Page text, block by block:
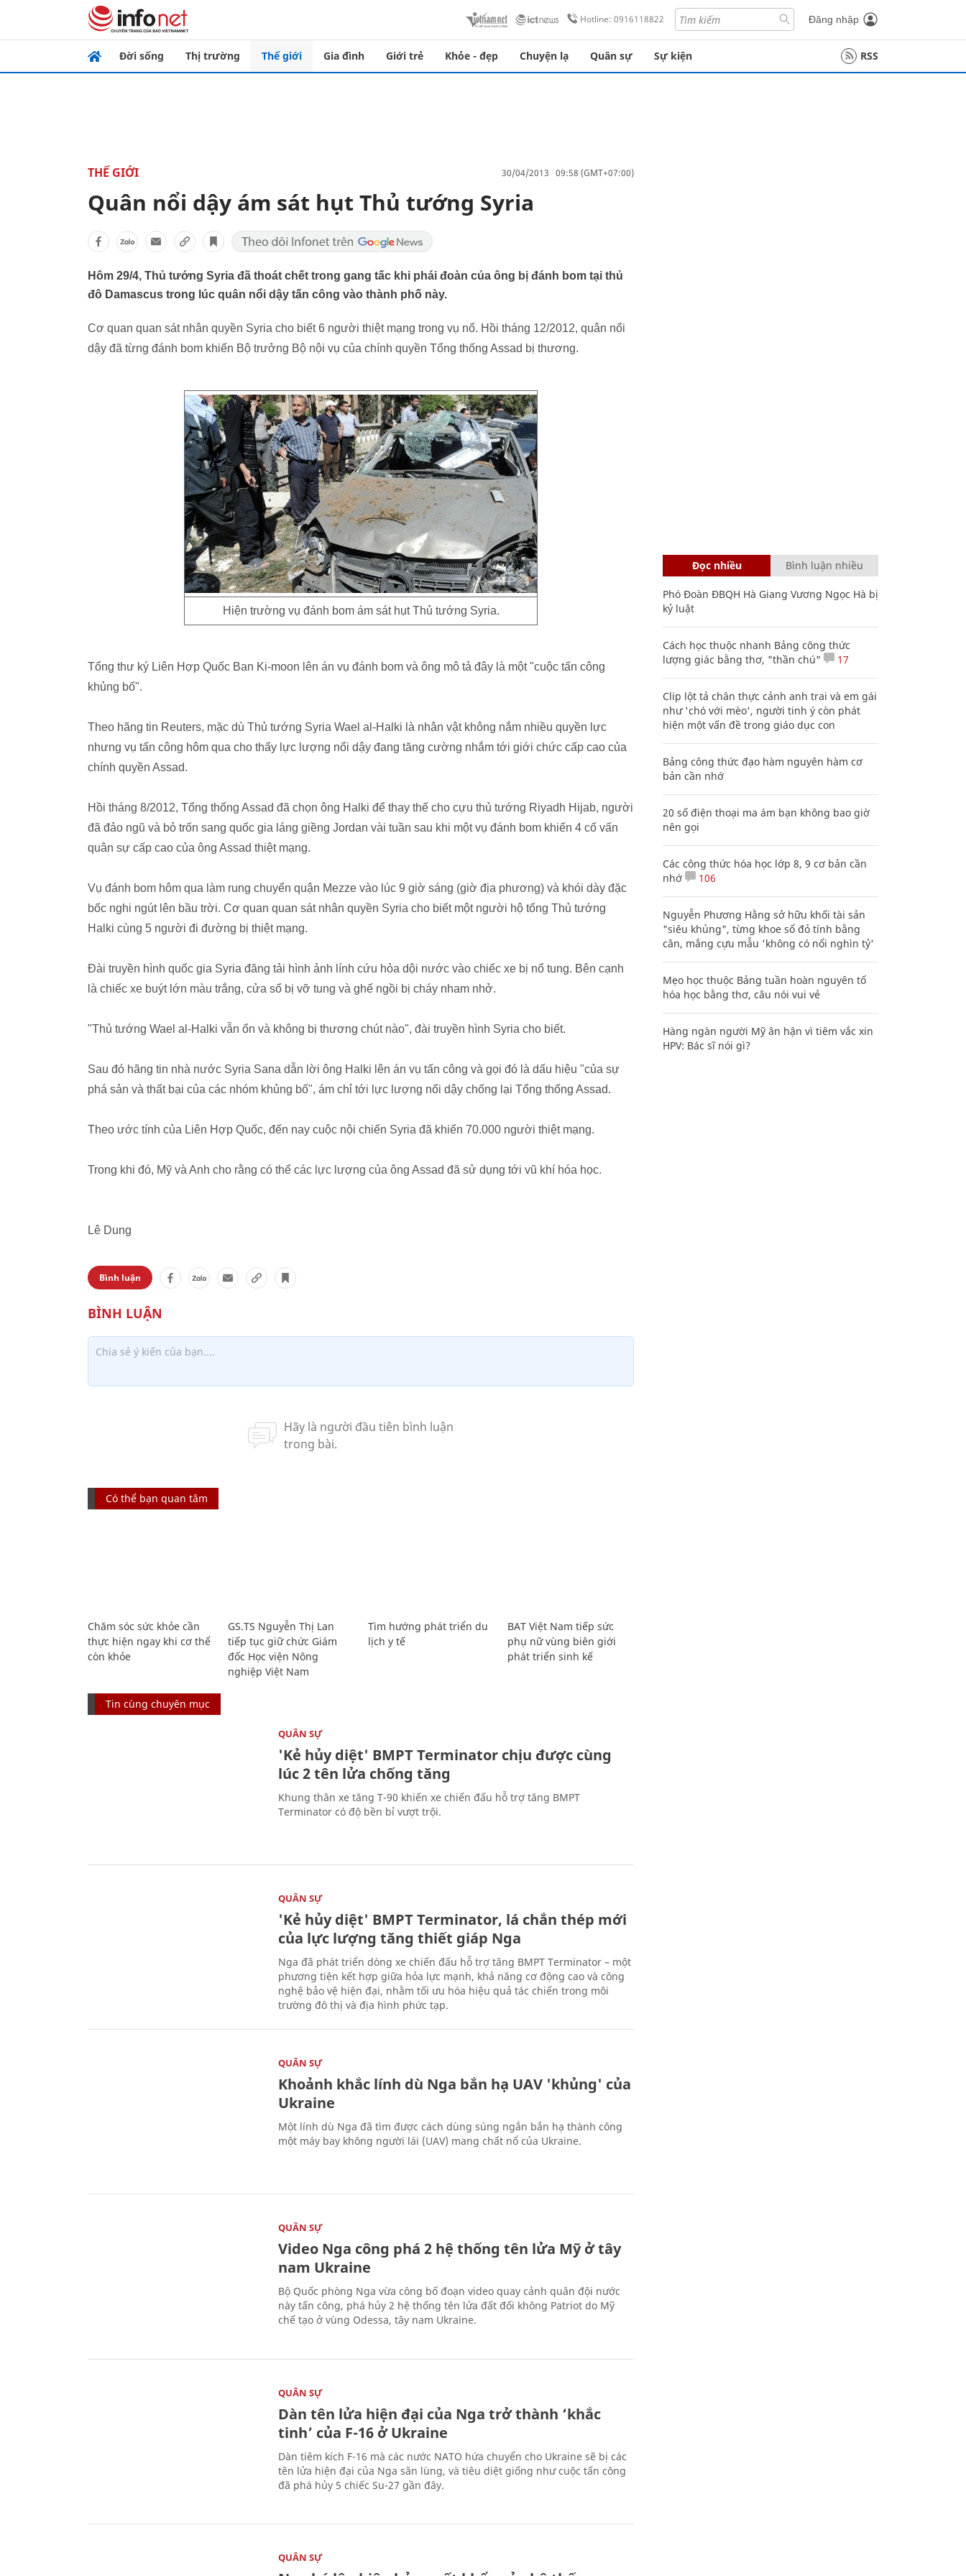
Hotline: 0916118822 Đăng nhập
Đời sống Thị trường Thế giới Gia đình Giới trẻ Khỏe - đẹp Chuyện lạ Quân sự Sự kiện RSS
THẾ GIỚI 30/04/2013 09:58 (GMT+07:00)
Quân nổi dậy ám sát hụt Thủ tướng Syria
Hôm 29/4, Thủ tướng Syria đã thoát chết trong gang tấc khi phái đoàn của ông bị đánh bom tại thủ
đô Damascus trong lúc quân nổi dậy tấn công vào thành phố này.
Cơ quan quan sát nhân quyền Syria cho biết 6 người thiệt mạng trong vụ nổ. Hồi tháng 12/2012, quân nổi
dậy đã từng đánh bom khiến Bộ trưởng Bộ nội vụ của chính quyền Tổng thống Assad bị thương.
Hiện trường vụ đánh bom ám sát hụt Thủ tướng Syria.
Tổng thư ký Liên Hợp Quốc Ban Ki-moon lên án vụ đánh bom và ông mô tả đây là một "cuộc tấn công
khủng bố".
Theo hãng tin Reuters, mặc dù Thủ tướng Syria Wael al-Halki là nhân vật không nắm nhiều quyền lực
nhưng vụ tấn công hôm qua cho thấy lực lượng nổi dậy đang tăng cường nhắm tới giới chức cấp cao của
chính quyền Assad.
Hồi tháng 8/2012, Tổng thống Assad đã chọn ông Halki để thay thế cho cựu thủ tướng Riyadh Hijab, người
đã đảo ngũ và bỏ trốn sang quốc gia láng giềng Jordan vài tuần sau khi một vụ đánh bom khiến 4 cố vấn
quân sự cấp cao của ông Assad thiệt mạng.
Vụ đánh bom hôm qua làm rung chuyển quận Mezze vào lúc 9 giờ sáng (giờ địa phương) và khói dày đặc
bốc nghi ngút lên bầu trời. Cơ quan quan sát nhân quyền Syria cho biết một người hộ tống Thủ tướng
Halki cùng 5 người đi đường bị thiệt mạng.
Đài truyền hình quốc gia Syria đăng tải hình ảnh lính cứu hỏa dội nước vào chiếc xe bị nổ tung. Bên cạnh
là chiếc xe buýt lớn màu trắng, cửa sổ bị vỡ tung và ghế ngồi bị cháy nham nhở.
"Thủ tướng Wael al-Halki vẫn ổn và không bị thương chút nào", đài truyền hình Syria cho biết.
Sau đó hãng tin nhà nước Syria Sana dẫn lời ông Halki lên án vụ tấn công và gọi đó là dấu hiệu "của sự
phá sản và thất bại của các nhóm khủng bố", ám chỉ tới lực lượng nổi dậy chống lại Tổng thống Assad.
Theo ước tính của Liên Hợp Quốc, đến nay cuộc nội chiến Syria đã khiến 70.000 người thiệt mạng.
Trong khi đó, Mỹ và Anh cho rằng có thể các lực lượng của ông Assad đã sử dụng tới vũ khí hóa học.
Lê Dung
Bình luận
Có thể bạn quan tâm
Chăm sóc sức khỏe cần
thực hiện ngay khi cơ thể
còn khỏe
GS.TS Nguyễn Thị Lan
tiếp tục giữ chức Giám
đốc Học viện Nông
nghiệp Việt Nam
Tìm hướng phát triển du
lịch y tế
BAT Việt Nam tiếp sức
phụ nữ vùng biên giới
phát triển sinh kế
Tin cùng chuyên mục
QUÂN SỰ
'Kẻ hủy diệt' BMPT Terminator chịu được cùng
lúc 2 tên lửa chống tăng
Khung thân xe tăng T-90 khiến xe chiến đấu hỗ trợ tăng BMPT
Terminator có độ bền bỉ vượt trội.
QUÂN SỰ
'Kẻ hủy diệt' BMPT Terminator, lá chắn thép mới
của lực lượng tăng thiết giáp Nga
Nga đã phát triển dòng xe chiến đấu hỗ trợ tăng BMPT Terminator – một
phương tiện kết hợp giữa hỏa lực mạnh, khả năng cơ động cao và công
nghệ bảo vệ hiện đại, nhằm tối ưu hóa hiệu quả tác chiến trong môi
trường đô thị và địa hình phức tạp.
QUÂN SỰ
Khoảnh khắc lính dù Nga bắn hạ UAV 'khủng' của
Ukraine
Một lính dù Nga đã tìm được cách dùng súng ngắn bắn hạ thành công
một máy bay không người lái (UAV) mang chất nổ của Ukraine.
QUÂN SỰ
Video Nga công phá 2 hệ thống tên lửa Mỹ ở tây
nam Ukraine
Bộ Quốc phòng Nga vừa công bố đoạn video quay cảnh quân đội nước
này tấn công, phá hủy 2 hệ thống tên lửa đất đối không Patriot do Mỹ
chế tạo ở vùng Odessa, tây nam Ukraine.
QUÂN SỰ
Dàn tên lửa hiện đại của Nga trở thành ‘khắc
tinh’ của F-16 ở Ukraine
Dàn tiêm kích F-16 mà các nước NATO hứa chuyển cho Ukraine sẽ bị các
tên lửa hiện đại của Nga săn lùng, và tiêu diệt giống như cuộc tấn công
đã phá hủy 5 chiếc Su-27 gần đây.
QUÂN SỰ
Đọc nhiều Bình luận nhiều
Phó Đoàn ĐBQH Hà Giang Vương Ngọc Hà bị
kỷ luật
Cách học thuộc nhanh Bảng công thức
lượng giác bằng thơ, "thần chú"
17
Clip lột tả chân thực cảnh anh trai và em gái
như 'chó với mèo', người tinh ý còn phát
hiện một vấn đề trong giáo dục con
Bảng công thức đạo hàm nguyên hàm cơ
bản cần nhớ
20 số điện thoại ma ám bạn không bao giờ
nên gọi
Các công thức hóa học lớp 8, 9 cơ bản cần
nhớ
106
Nguyễn Phương Hằng sở hữu khối tài sản
"siêu khủng", từng khoe sổ đỏ tính bằng
cân, mắng cựu mẫu 'không có nổi nghìn tỷ'
Mẹo học thuộc Bảng tuần hoàn nguyên tố
hóa học bằng thơ, câu nói vui vẻ
Hàng ngàn người Mỹ ân hận vì tiêm vắc xin
HPV: Bác sĩ nói gì?